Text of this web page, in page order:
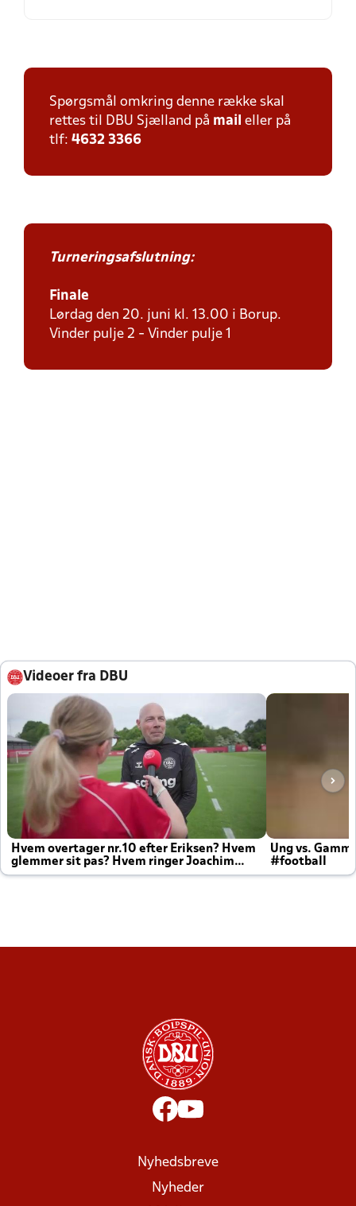
Spørgsmål omkring denne række skal
rettes til DBU Sjælland på mail eller på
tlf: 4632 3366
Turneringsafslutning:
Finale
Lørdag den 20. juni kl. 13.00 i Borup.
Vinder pulje 2 - Vinder pulje 1
Videoer fra DBU
Hvem overtager nr.10 efter Eriksen? Hvem
glemmer sit pas? Hvem ringer Joachim
altid til efter kampe?
Ung vs.
#football
Nyhedsbreve
Nyheder